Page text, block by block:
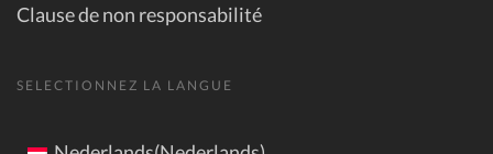
Clause de non responsabilité
SELECTIONNEZ LA LANGUE